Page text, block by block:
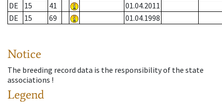
DE
15 41
01.04.2011
DE
15 69 01.04.1998
Notice
The breeding record data is the responsibility of the state
associations !
Legend